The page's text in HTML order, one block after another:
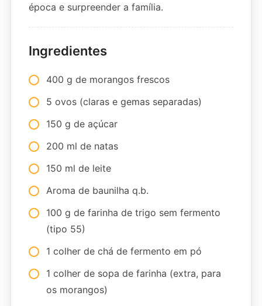
época e surpreender a família.
Ingredientes
400 g de morangos frescos
5 ovos (claras e gemas separadas)
150 g de açúcar
200 ml de natas
150 ml de leite
Aroma de baunilha q.b.
100 g de farinha de trigo sem fermento
(tipo 55)
1 colher de chá de fermento em pó
1 colher de sopa de farinha (extra, para
os morangos)